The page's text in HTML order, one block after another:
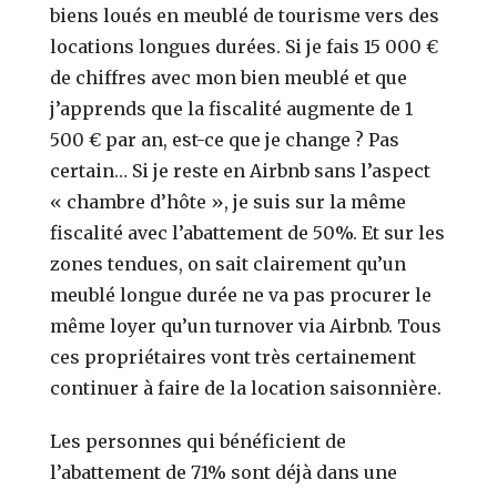
biens loués en meublé de tourisme vers des
locations longues durées. Si je fais 15 000 €
de chiffres avec mon bien meublé et que
j’apprends que la fiscalité augmente de 1
500 € par an, est-ce que je change ? Pas
certain… Si je reste en Airbnb sans l’aspect
« chambre d’hôte », je suis sur la même
fiscalité avec l’abattement de 50%. Et sur les
zones tendues, on sait clairement qu’un
meublé longue durée ne va pas procurer le
même loyer qu’un turnover via Airbnb. Tous
ces propriétaires vont très certainement
continuer à faire de la location saisonnière.
Les personnes qui bénéficient de
l’abattement de 71% sont déjà dans une